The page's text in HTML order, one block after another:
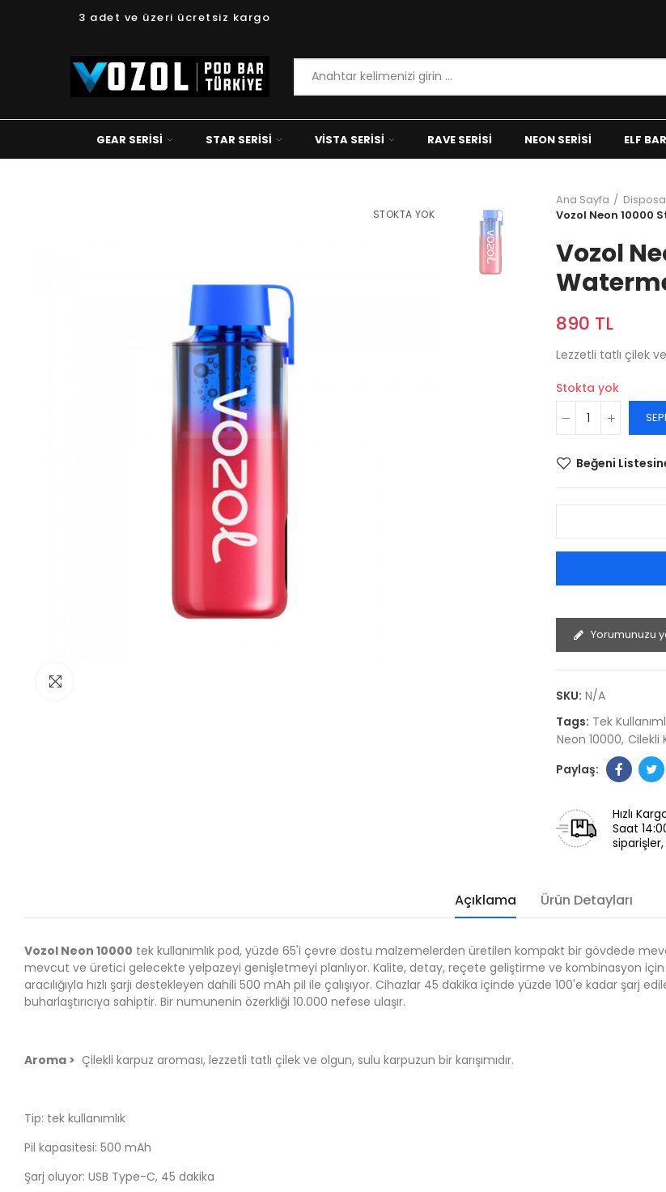
3 adet ve üzeri ücretsiz kargo
GEAR SERISI STAR SERISI VISTA SERISI RAVE SERISI NEON SERISI ELF BAR
STOKTA YOK
Ana Sayfa
Vozol Neon 10000
Vozol
890 TL
Lezzetli tatlı çilek
Stokta yok
Beğeni
Yorumunuzu
SKU: N/A
Tags: Tek
Neon 10000 Cilekli
Hızlı
Saat
Açıklama Ürün Detayları
Vozol Neon 10000 tek kullanımlık pod, yüzde 65'i çevre dostu malzemelerden üretilen kompakt bir gövdede
mevcut ve üretici gelecekte yelpazeyi genişletmeyi planlıyor. Kalite, detay, reçete geliştirme ve kombinasyon
aracılığıyla hızlı şarjı destekleyen dahili 500 mAh pil ile çalışıyor. Cihazlar 45 dakika içinde yüzde 100'e kadar şarj
buharlaştırıcıya sahiptir. Bir numunenin özerkliği 10.000 nefese ulaşır.
Aroma > Çilekli karpuz aroması, lezzetli tatlı çilek ve olgun, sulu karpuzun bir karışımıdır.
Tip: tek kullanımlık
Pil kapasitesi: 500 mAh
Şarj oluyor: USB Type-C, 45 dakika